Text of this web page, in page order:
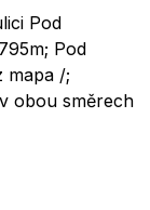
Pod
Pod
mapa /;
obou směrech